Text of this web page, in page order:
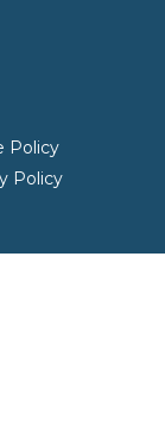
Policy
Policy